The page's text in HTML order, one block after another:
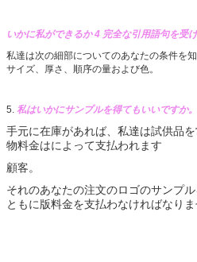
いかに私ができるか 4 完全な引用語句を受
私達は次の細部についてのあなたの条件を
サイズ、厚さ、順序の量および色。
5. 私はいかにサンプルを得てもいいですか。
手元に在庫があれば、私達は試供品
物料金はによって支払われます
顧客。
それのあなたの注文のロゴのサンプ
ともに版料金を支払わなければなりま